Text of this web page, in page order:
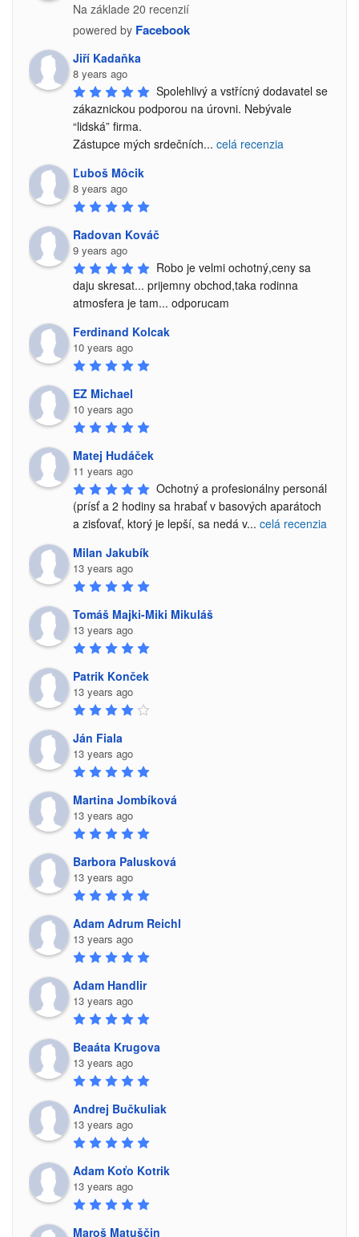
Na základe 20 recenzií
powered by Facebook
Jiří Kadaňka
8 years ago
Spolehlivý a vstřícný dodavatel se
zákaznickou podporou na úrovni. Nebývale
“lidská” firma.
Zástupce mých srdečních... celá recenzia
Ľuboš Môcik
8 years ago
Radovan Kováč
9 years ago
Robo je velmi ochotný,ceny sa
daju skresat... prijemny obchod,taka rodinna
atmosfera je tam... odporucam
Ferdinand Kolcak
10 years ago
EZ Michael
10 years ago
Matej Hudáček
11 years ago
Ochotný a profesionálny personál
(prísť a 2 hodiny sa hrabať v basových aparátoch
a zisťovať, ktorý je lepší, sa nedá v... celá recenzia
Milan Jakubík
13 years ago
Tomáš Majki-Miki Mikuláš
13 years ago
Patrik Konček
13 years ago
Ján Fiala
13 years ago
Martina Jombíková
13 years ago
Barbora Palusková
13 years ago
Adam Adrum Reichl
13 years ago
Adam Handlir
13 years ago
Beaáta Krugova
13 years ago
Andrej Bučkuliak
13 years ago
Adam Koťo Kotrik
13 years ago
Maroš Matuščin